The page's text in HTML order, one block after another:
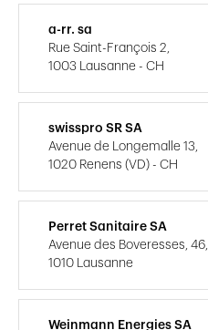
a-rr. sa
Rue Saint-François 2,
1003 Lausanne - CH
swisspro SR SA
Avenue de Longemalle 13,
1020 Renens (VD) - CH
Perret Sanitaire SA
Avenue des Boveresses, 46,
1010 Lausanne
Weinmann Energies SA